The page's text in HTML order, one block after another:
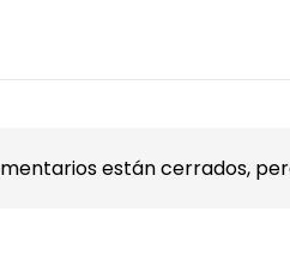
están cerrados,